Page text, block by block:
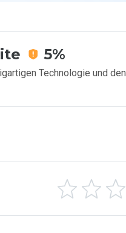
5%
Technologie und den